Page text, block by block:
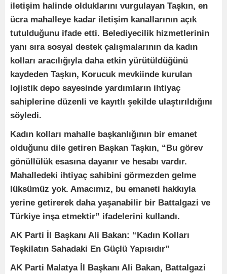
iletişim halinde olduklarını vurgulayan Taşkın, en
ücra mahalleye kadar iletişim kanallarının açık
tutulduğunu ifade etti. Belediyecilik hizmetlerinin
yanı sıra sosyal destek çalışmalarının da kadın
kolları aracılığıyla daha etkin yürütüldüğünü
kaydeden Taşkın, Korucuk mevkiinde kurulan
lojistik depo sayesinde yardımların ihtiyaç
sahiplerine düzenli ve kayıtlı şekilde ulaştırıldığını
söyledi.
Kadın kolları mahalle başkanlığının bir emanet
olduğunu dile getiren Başkan Taşkın, “Bu görev
gönüllülük esasına dayanır ve hesabı vardır.
Mahalledeki ihtiyaç sahibini görmezden gelme
lüksümüz yok. Amacımız, bu emaneti hakkıyla
yerine getirerek daha yaşanabilir bir Battalgazi ve
Türkiye inşa etmektir” ifadelerini kullandı.
AK Parti İl Başkanı Ali Bakan: “Kadın Kolları
Teşkilatın Sahadaki En Güçlü Yapısıdır”
AK Parti Malatya İl Başkanı Ali Bakan, Battalgazi